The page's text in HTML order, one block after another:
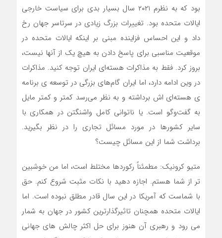
بود که به نظرم ۲۰۲۱ سال بسیار بدی برای سیاست خارجی
ایالات متحده بود. تغییرات بزرگ زیادی در سرتاسر جهان رخ
داد و این احساس فزاینده مبنی بر اینکه ایالات متحده در
موقعیت مناسبی برای پاسخ دادن به هیچ یک از آنها نیست،
بروز کرد. فقط به مذاکرات هسته‌ای ایران توجه کنید. مذاکرات
در وین ادامه دارد، اما ایران گام‌های بزرگی در توسعه ی برنامه
ی هسته‌ای اش برداشته و به نظر می‌رسد کمتر و کمتر مایل
به گفت‌وگو است. یا ناتوانی کامل واشنگتن در همکاری با
سایر کشورها در مورد مسائل تجاری را در نظر بگیرید.
برداشت شما از این مسائل چیست؟
متیو کرونیک: مطمئناً رکوردها مختلط است، اما من خوشبین
تر از شما هستم. اجازه دهید با نکات مثبت شروع کنم. حق
با شماست که آمریکا در این سال قادر مطلق نبوده است. اما
ایالات متحده همچنان تاثیرگذارترین کشور در جهان به شمار
می رود و رهبری آن هنوز برای حل اکثر چالش های جهانی